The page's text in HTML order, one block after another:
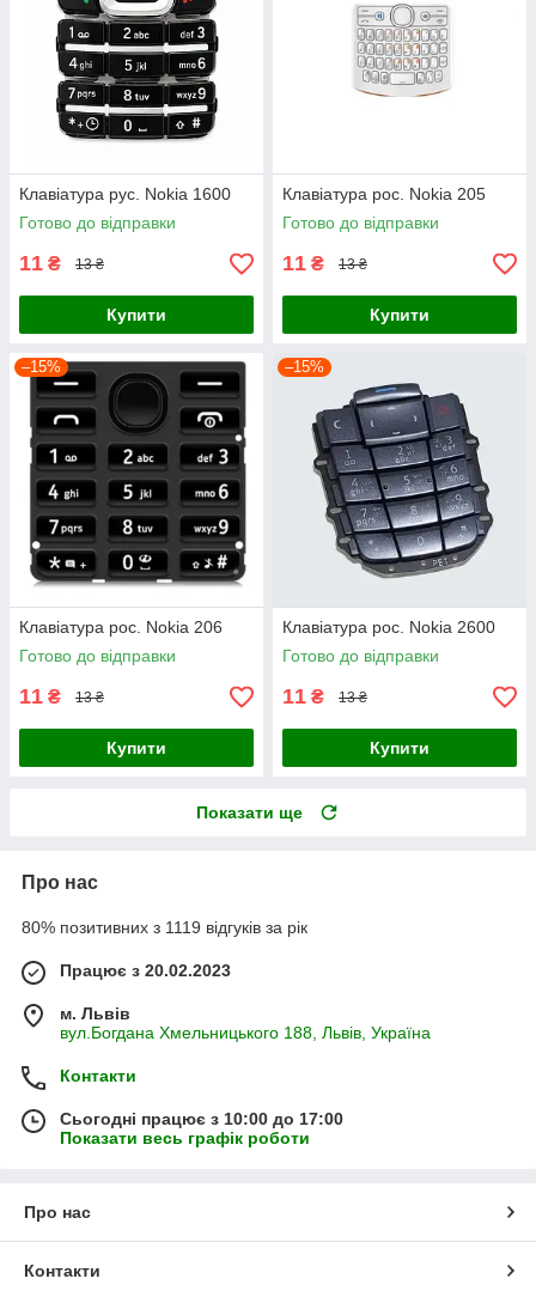
Клавіатура рус. Nokia 1600
Готово до відправки
11 ₴ 13 ₴
Купити
Клавіатура рос. Nokia 205
Готово до відправки
11 ₴ 13 ₴
Купити
–15%
Клавіатура рос. Nokia 206
Готово до відправки
11 ₴ 13 ₴
Купити
–15%
Клавіатура рос. Nokia 2600
Готово до відправки
11 ₴ 13 ₴
Купити
Показати ще
Про нас
80% позитивних з 1119 відгуків за рік
Працює з 20.02.2023
м. Львів
вул.Богдана Хмельницького 188, Львів, Україна
Контакти
Сьогодні працює з 10:00 до 17:00
Показати весь графік роботи
Про нас
Контакти